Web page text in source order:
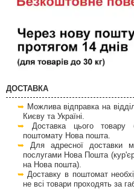
ДОСТАВКА
Можлива відправка на
Києву та Україні.
Доставка цього товару
поштомату Нова пошта.
Для адресної доставки
послугами Нова Пошта
на Нова пошта).
Доставку в поштомат
не всі товари проходять за